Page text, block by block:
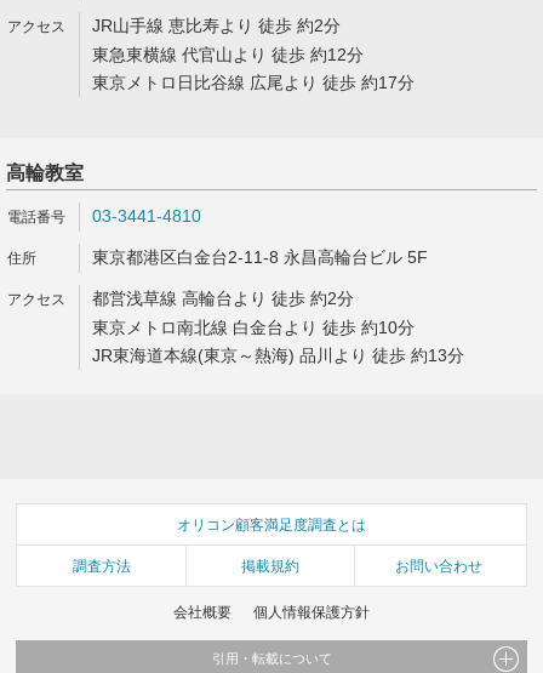
JR山手線 恵比寿より 徒歩 約2分
東急東横線 代官山より 徒歩 約12分
東京メトロ日比谷線 広尾より 徒歩 約17分
高輪教室
03-3441-4810
東京都港区白金台2-11-8 永昌高輪台ビル 5F
都営浅草線 高輪台より 徒歩 約2分
東京メトロ南北線 白金台より 徒歩 約10分
JR東海道本線(東京～熱海) 品川より 徒歩 約13分
オリコン顧客満足度調査とは
調査方法 掲載規約 お問い合わせ
会社概要 個人情報保護方針
引用・転載について